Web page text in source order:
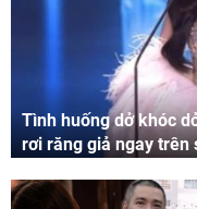
Tình huống dở khóc
rơi răng giả ngay trên